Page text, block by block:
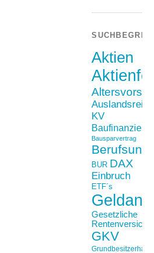
Aktien
Auslandsreise
KV
Bausparvertrag
BUR DAX
Einbruch
ETF´s
Gesetzliche
GKV